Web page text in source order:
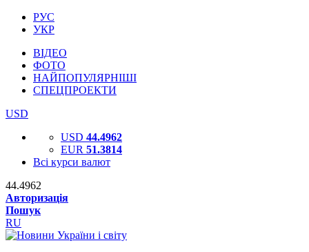
РУС
УКР
ВІДЕО
ФОТО
НАЙПОПУЛЯРНІШІ
СПЕЦПРОЕКТИ
USD
USD 44.4962
EUR 51.3814
Всі курси валют
44.4962
Авторизація
Пошук
RU